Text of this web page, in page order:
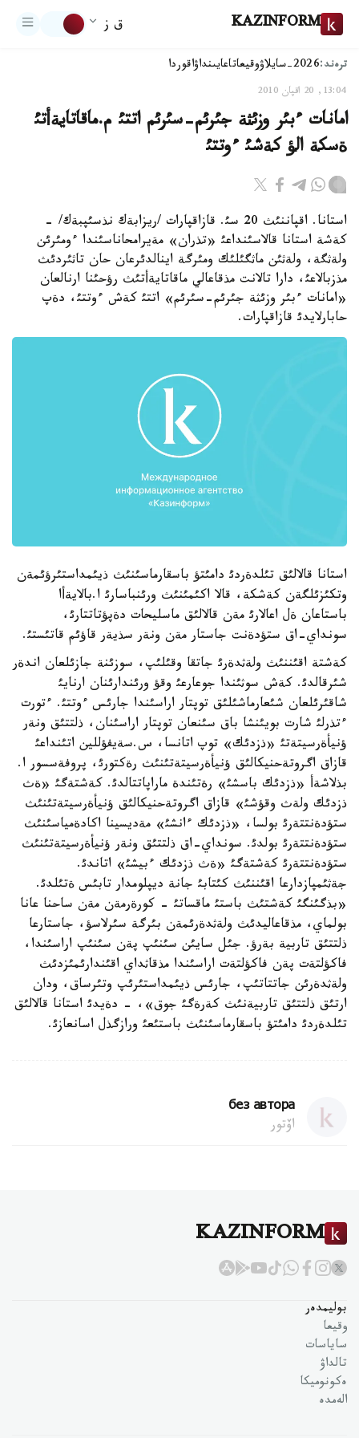
KAZINFORM ق ز
ترەند:2026-سايلاۋ وقيعاتاعايىنداۋاقوردا
13:04, 20 اقپان 2010
امانات ءبئر وزئثة جئرئم-سئرئم اتتئ م.ماقاتايةأتئ
ةسكة الؤ كةشئ ءوتتئ
استانا. اقپاننئث 20 سئ. قازاقپارات /ريزابةك نذسئپبةك/ -
كةشة استانا قالاسئنداعئ «تذران» مةيرامحاناسئندا ءومئرئن
ولةثگة، ولةثئن ماثگئلئك ومئرگة اينالدئرعان حان تاثئردئث
مذزبالاعئ، دارا تالانت مذقاعالي ماقاتايةأتئث رؤحئنا ارنالعان
«امانات ءبئر وزئثة جئرئم-سئرئم» اتتئ كةش ءوتتئ، دةپ
حابارلايدئ قازاقپارات.
استانا قالالئق تئلدةردئ دامئتؤ باسقارماسئنئث ذيئمداستئرؤئمةن
وتكئزئلگةن كةشكة، قالا اكئمئنئث ورئنباسارئ ا.بالايةأا
باستاعان ةل اعالارئ مةن قالالئق ماسليحات دةپؤتاتتارئ،
سونداي-اق ستؤدةنت جاستار مةن ونةر سذيةر قاؤئم قاتئستئ.
كةشتة اقئننئث ولةثدةرئ جاتقا وقئلئپ، سوزئنة جازئلعان اندةر
شئرقالدئ. كةش سوثئندا جوعارعئ وقؤ ورئندارئنان ارنايئ
شاقئرئلعان شئعارماشئلئق توپتار اراسئندا جارئس ءوتتئ. ءتورت
ءتذرلئ شارت بويئنشا باق سئنعان توپتار اراسئنان، ذلتتئق ونةر
ؤنيأةرسيتةتئ «ذزدئك» توپ اتانسا، س.سةيفؤللين اتئنداعئ
قازاق اگروتةحنيكالئق ؤنيأةرسيتةتئنئث رةكتورئ، پروفةسسور ا.
بذلاشةأ «ذزدئك باسشئ» رةتئندة ماراپاتتالدئ. كةشتةگئ «ةث
ذزدئك ولةث وقؤشئ» قازاق اگروتةحنيكالئق ؤنيأةرسيتةتئنئث
ستؤدةنتتةرئ بولسا، «ذزدئك ءانشئ» مةديسينا اكادةمياسئنئث
ستؤدةنتتةرئ بولدئ. سونداي-اق ذلتتئق ونةر ؤنيأةرسيتةتئنئث
ستؤدةنتتةرئ كةشتةگئ «ةث ذزدئك ءبيشئ» اتاندئ.
جةثئمپازدارعا اقئننئث كئتابئ جانة ديپلومدار تابئس ةتئلدئ.
«بذگئنگئ كةشتئث باستئ ماقساتئ - كورةرمةن مةن ساحنا عانا
بولماي، مذقاعاليدئث ولةثدةرئمةن بئرگة سئرلاسؤ، جاستارعا
ذلتتئق تاربية بةرؤ. جئل سايئن سئنئپ پةن سئنئپ اراسئندا،
فاكؤلتةت پةن فاكؤلتةت اراسئندا مذقاثداي اقئندارئمئزدئث
ولةثدةرئن جاتتاتئپ، جارئس ذيئمداستئرئپ وتئرساق، ودان
ارتئق ذلتتئق تاربيةنئث كةرةگئ جوق»، - دةيدئ استانا قالالئق
تئلدةردئ دامئتؤ باسقارماسئنئث باستئعئ ورازگذل اسانعازئ.
без автора
اۆتور
KAZINFORM
بوليمدەر
وقيعا
ساياسات
تالداۋ
ەكونوميكا
الەمدە